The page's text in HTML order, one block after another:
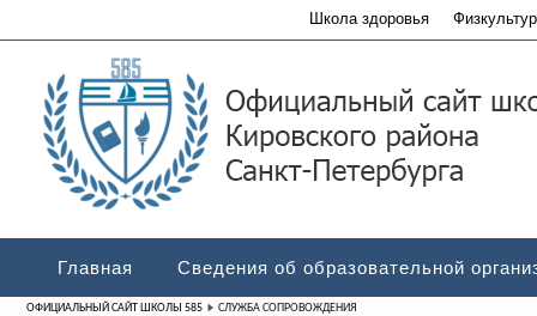
Школа здоровья
Главная Сведения об образовательной
ОФИЦИАЛЬНЫЙ САЙТ ШКОЛЫ 585 СЛУЖБА СОПРОВОЖДЕНИЯ